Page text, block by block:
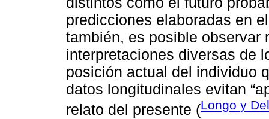
predicciones elaboradas en
también, es posible observar
interpretaciones diversas de
posición actual del individuo
datos longitudinales evitan
relato del presente (Longo y